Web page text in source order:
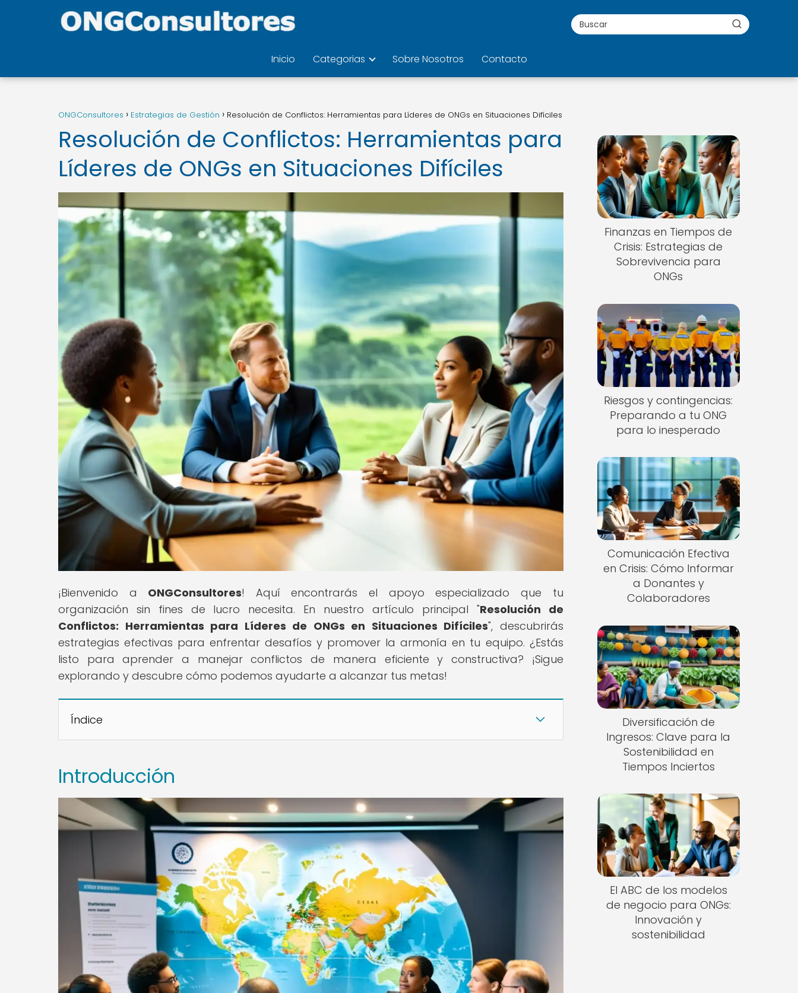
Inicio Categorias Sobre Nosotros Contacto
ONGConsultores Estrategias de Gestión Resolución de Conflictos: Herramientas para Líderes de ONGs en Situaciones Difíciles
Resolución de Conflictos: Herramientas para
Líderes de ONGs en Situaciones Difíciles
¡Bienvenido a ONGConsultores! Aquí encontrarás el apoyo especializado que tu
organización sin fines de lucro necesita. En nuestro artículo principal "Resolución de
Conflictos: Herramientas para Líderes de ONGs en Situaciones Difíciles", descubrirás
estrategias efectivas para enfrentar desafíos y promover la armonía en tu equipo. ¿Estás
listo para aprender a manejar conflictos de manera eficiente y constructiva? ¡Sigue
explorando y descubre cómo podemos ayudarte a alcanzar tus metas!
Índice
Introducción
Finanzas en Tiempos de
Crisis: Estrategias de
Sobrevivencia para
ONGs
Riesgos y contingencias:
Preparando a tu ONG
para lo inesperado
Comunicación Efectiva
en Crisis: Cómo Informar
a Donantes y
Colaboradores
Diversificación de
Ingresos: Clave para la
Sostenibilidad en
Tiempos Inciertos
El ABC de los modelos
de negocio para ONGs:
Innovación y
sostenibilidad